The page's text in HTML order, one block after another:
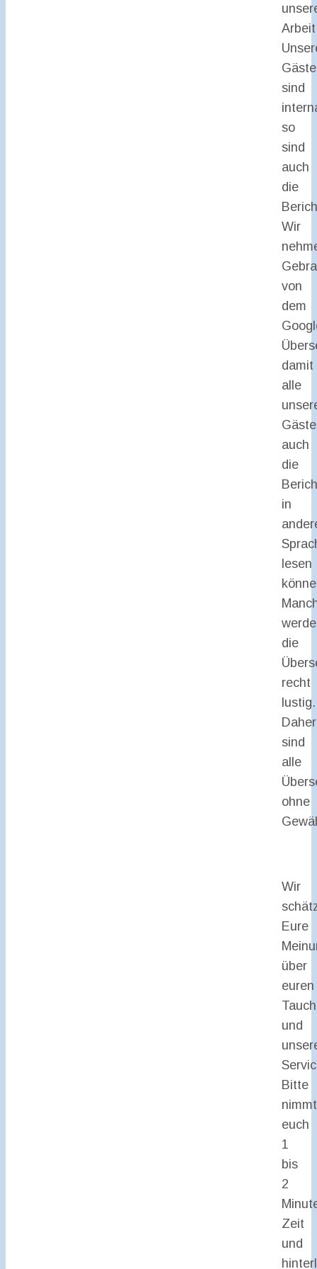
Gäste
sind
so
sind
auch
die
Wir
von
dem
damit
alle
Gäste
auch
die
in
lesen
die
recht
lustig.
Daher
sind
alle
ohne
Wir
Eure
über
euren
und
Bitte
nimmt
euch
1
bis
2
Zeit
und